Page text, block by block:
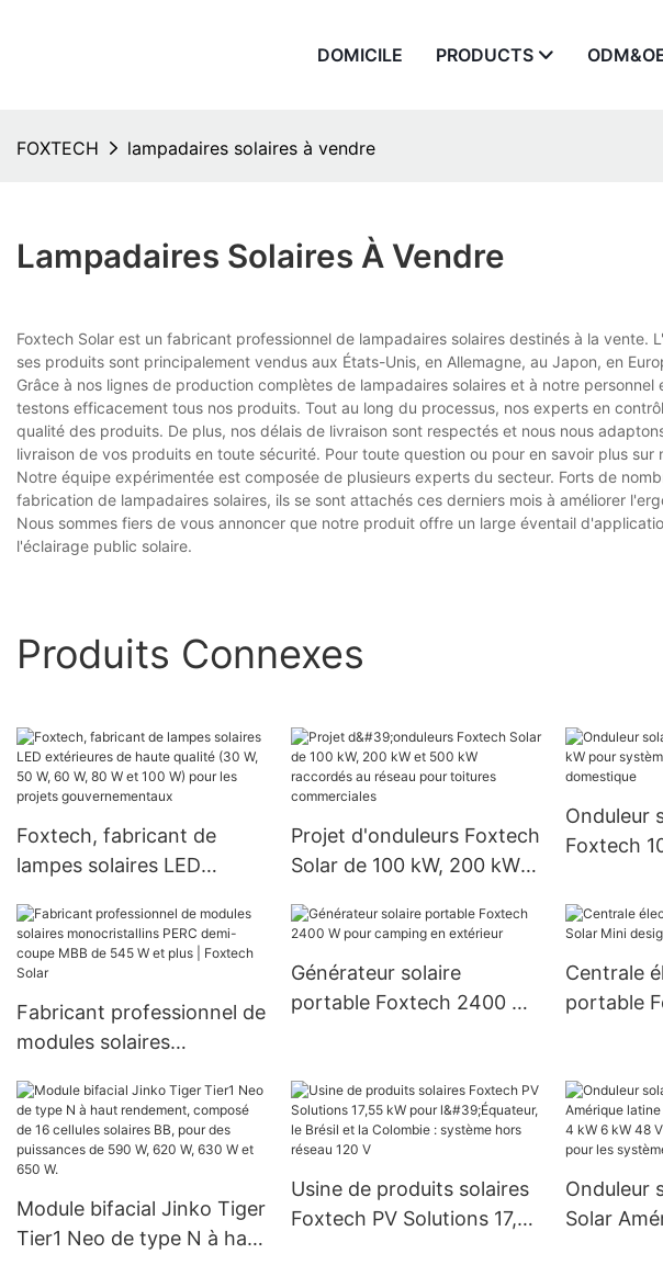
DOMICILE PRODUCTS
FOXTECH lampadaires solaires à vendre
Lampadaires Solaires À Vendre
Foxtech Solar est un fabricant professionnel de lampadaires solaires destinés à la
ses produits sont principalement vendus aux États-Unis, en Allemagne, au Japon, en
Grâce à nos lignes de production complètes de lampadaires solaires et à notre
testons efficacement tous nos produits. Tout au long du processus, nos experts en
qualité des produits. De plus, nos délais de livraison sont respectés et nous nous
livraison de vos produits en toute sécurité. Pour toute question ou pour en savoir plus
Notre équipe expérimentée est composée de plusieurs experts du secteur. Forts de
fabrication de lampadaires solaires, ils se sont attachés ces derniers mois à améliorer
Nous sommes fiers de vous annoncer que notre produit offre un large éventail
l'éclairage public solaire.
Produits Connexes
Foxtech, fabricant de
lampes solaires LED
qualité (30 W, 50 W, 60 W,
80 W et 100 W) pour les
projets gouvernementaux
Projet d'onduleurs Foxtech
Solar de 100 kW, 200 kW
réseau pour toitures
Onduleur
Foxtech
Fabricant professionnel de
modules solaires
demi-coupe MBB de 545
W et plus | Foxtech Solar
Générateur solaire
portable Foxtech 2400 W
Centrale
portable
Module bifacial Jinko Tiger
Tier1 Neo de type N à haut
Usine de produits solaires
Foxtech PV Solutions 17,55
Onduleur
Solar